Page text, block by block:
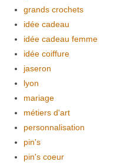
grands crochets
idée cadeau
idée cadeau femme
idée coiffure
jaseron
lyon
mariage
métiers d'art
personnalisation
pin's
pin's coeur